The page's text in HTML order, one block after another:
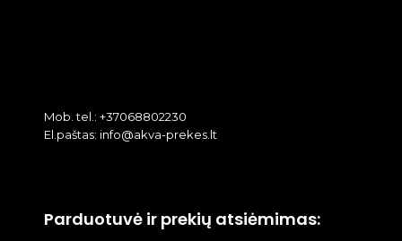
Mob. tel.: +37068802230
El.paštas: info@akva-prekes.lt
Parduotuvė ir prekių atsiėmimas: